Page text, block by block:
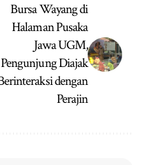
Bursa Wayang di
Halaman Pusaka
Jawa UGM,
Pengunjung Diajak
dengan
Perajin